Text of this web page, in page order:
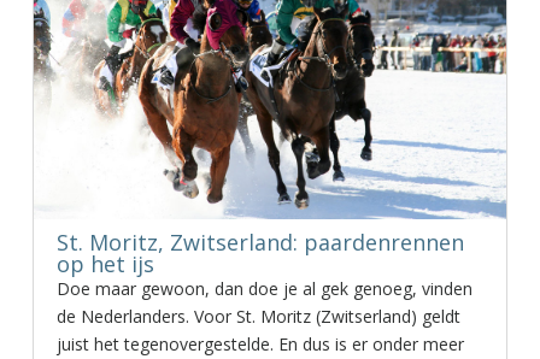
St. Moritz, Zwitserland: paardenrennen
op het ijs
Doe maar gewoon, dan doe je al gek genoeg, vinden
de Nederlanders. Voor St. Moritz (Zwitserland) geldt
juist het tegenovergestelde. En dus is er onder meer